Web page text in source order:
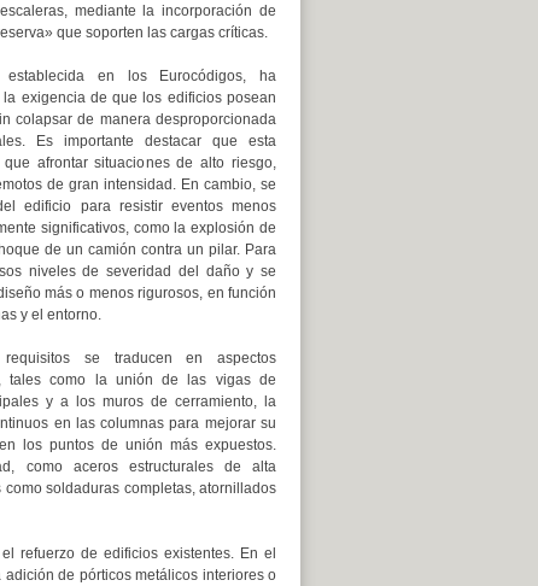
mediante la incorporación de
que soporten las cargas críticas.
establecida en los Eurocódigos, ha
exigencia de que los edificios posean
colapsar de manera desproporcionada
Es importante destacar que esta
afrontar situaciones de alto riesgo,
de gran intensidad. En cambio, se
edificio para resistir eventos menos
significativos, como la explosión de
de un camión contra un pilar. Para
niveles de severidad del daño y se
más o menos rigurosos, en función
y el entorno.
se traducen en aspectos
tales como la unión de las vigas de
y a los muros de cerramiento, la
en las columnas para mejorar su
los puntos de unión más expuestos.
como aceros estructurales de alta
soldaduras completas, atornillados
refuerzo de edificios existentes. En el
de pórticos metálicos interiores o